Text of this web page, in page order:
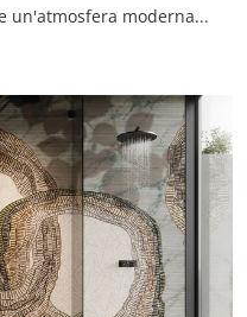
Vuoi valorizzare un'atmosfera moderna? Scopri la Carta da parati vinilica di Instabilelab: il modello Taniko ti attende!